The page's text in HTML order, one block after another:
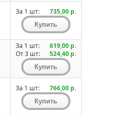
За 1 шт: 735,00 р.
За 1 шт:
619,00 р.
От 3 шт:
524,40 р.
За 1 шт: 766,00 р.